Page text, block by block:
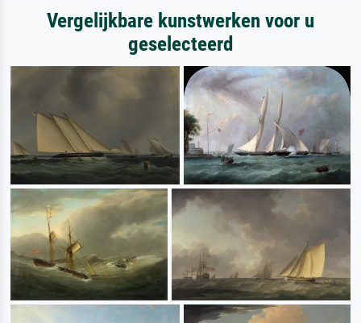
Vergelijkbare kunstwerken voor u
geselecteerd